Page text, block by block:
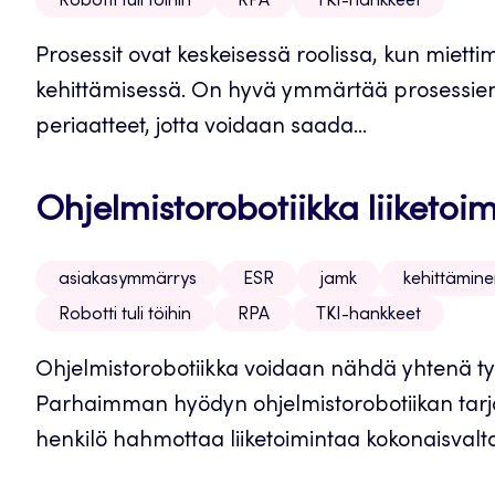
Prosessit ovat keskeisessä roolissa, kun
kehittämisessä. On hyvä ymmärtää
periaatteet, jotta voidaan saada...
Ohjelmistorobotiikka
asiakasymmärrys ESR jamk
Robotti tuli töihin
RPA TKI-hankkeet
Ohjelmistorobotiikka voidaan nähdä yhtenä
Parhaimman hyödyn ohjelmistorobotiikan
henkilö hahmottaa liiketoimintaa